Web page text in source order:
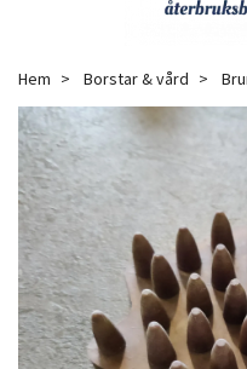
Hem Borstar & vård